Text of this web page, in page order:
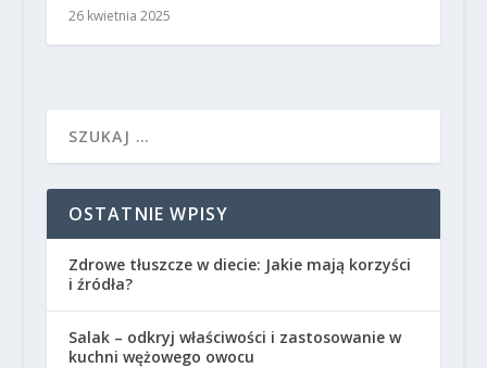
26 kwietnia 2025
OSTATNIE WPISY
Zdrowe tłuszcze w diecie: Jakie mają korzyści
i źródła?
Salak – odkryj właściwości i zastosowanie w
kuchni wężowego owocu